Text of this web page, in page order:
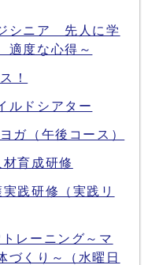
シニア 先人に学
適度な心得～
！
ルドシアター
ガ（午後コース）
育成研修
践研修（実践リ
レーニング～マ
づくり～（水曜日